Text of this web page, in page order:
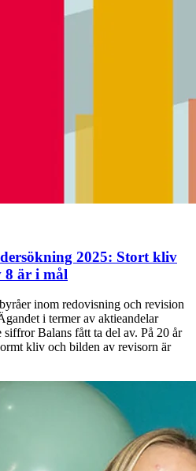
2025: Stort kliv
8 är i mål
inom redovisning och revision
i termer av aktieandelar
siffror Balans fått ta del av. På 20 år
kliv och bilden av revisorn är